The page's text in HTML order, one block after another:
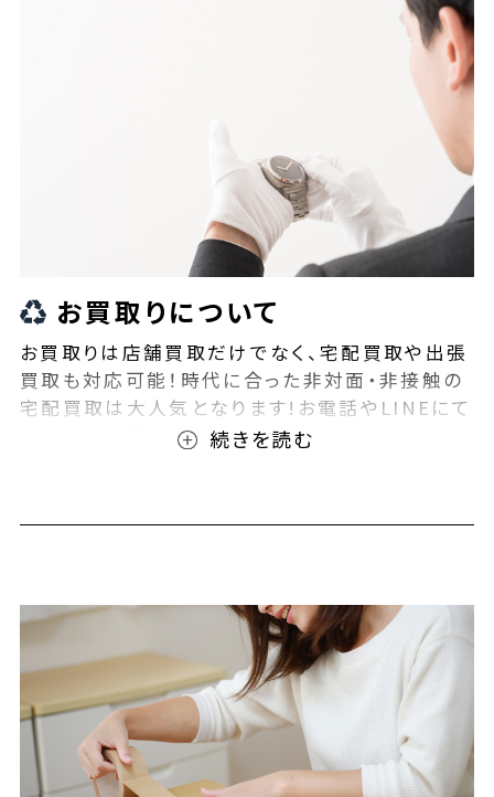
お買取りについて
お買取りは店舗買取だけでなく、宅配買取や出張
買取も対応可能！時代に合った非対面・非接触の
宅配買取は大人気となります!お電話やLINEにて
事前査定が可能となっております！また無料の宅